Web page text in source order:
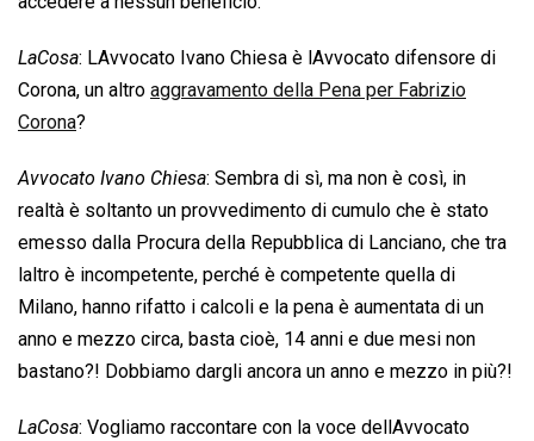
LaCosa: LAvvocato Ivano Chiesa è lAvvocato difensore di
Corona, un altro aggravamento della Pena per Fabrizio
Corona?
Avvocato Ivano Chiesa: Sembra di sì, ma non è così, in
realtà è soltanto un provvedimento di cumulo che è stato
emesso dalla Procura della Repubblica di Lanciano, che tra
laltro è incompetente, perché è competente quella di
Milano, hanno rifatto i calcoli e la pena è aumentata di un
anno e mezzo circa, basta cioè, 14 anni e due mesi non
bastano?! Dobbiamo dargli ancora un anno e mezzo in più?!
LaCosa: Vogliamo raccontare con la voce dellAvvocato